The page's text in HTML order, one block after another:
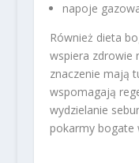
napoje
Również dieta
wspiera zdrowie
znaczenie mają
wspomagają
wydzielanie
pokarmy bogate